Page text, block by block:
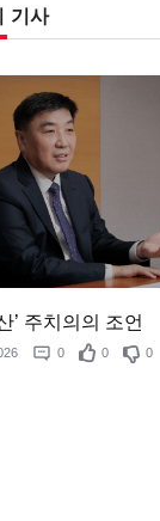
기사
’ 주치의의 조언
0 0 0